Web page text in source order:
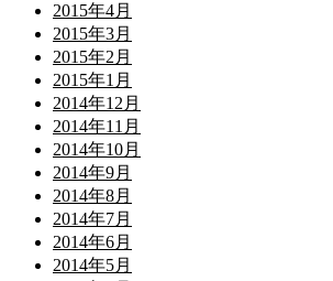
2015年4月
2015年3月
2015年2月
2015年1月
2014年12月
2014年11月
2014年10月
2014年9月
2014年8月
2014年7月
2014年6月
2014年5月